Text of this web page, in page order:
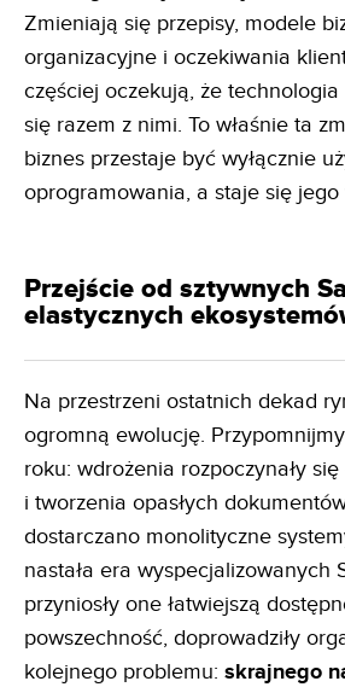
Zmieniają się przepisy, modele
organizacyjne i oczekiwania
częściej oczekują, że
się razem z nimi. To właśnie ta
biznes przestaje być wyłącznie
oprogramowania, a staje się jego
Przejście od sztywnych
elastycznych
Na przestrzeni ostatnich dekad
ogromną ewolucję.
roku: wdrożenia rozpoczynały
i tworzenia opasłych
dostarczano monolityczne
nastała era wyspecjalizowanych
przyniosły one łatwiejszą
powszechność, doprowadziły
kolejnego problemu: skrajnego